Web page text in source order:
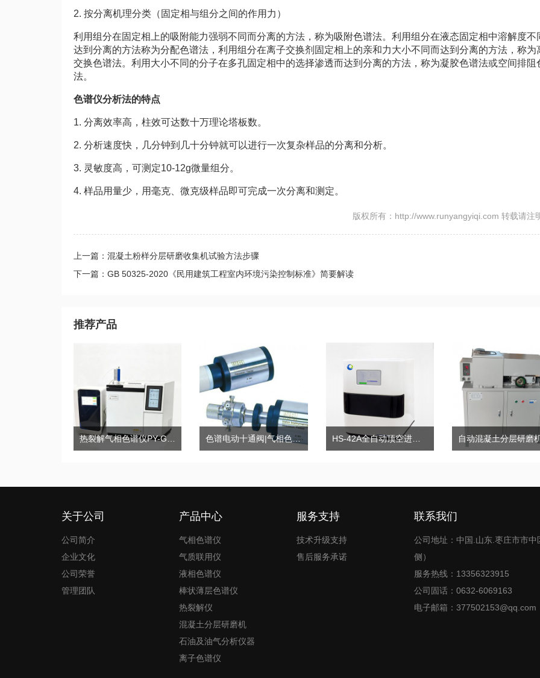
2. 按分离机理分类（固定相与组分之间的作用力）
利用组分在固定相上的吸附能力强弱不同而分离的方法，称为吸附色谱法。利用组分在液态固定相中溶解度不
达到分离的方法称为分配色谱法，利用组分在离子交换剂固定相上的亲和力大小不同而达到分离的方法，称为
交换色谱法。利用大小不同的分子在多孔固定相中的选择渗透而达到分离的方法，称为凝胶色谱法或空间排阻
法。
色谱仪分析法的特点
1. 分离效率高，柱效可达数十万理论塔板数。
2. 分析速度快，几分钟到几十分钟就可以进行一次复杂样品的分离和分析。
3. 灵敏度高，可测定10-12g微量组分。
4. 样品用量少，用毫克、微克级样品即可完成一次分离和测定。
版权所有：http://www.runyangyiqi.com 转载请注
上一篇：混凝土粉样分层研磨收集机试验方法步骤
下一篇：GB 50325-2020《民用建筑工程室内环境污染控制标准》简要解读
推荐产品
热裂解气相色谱仪PY-GC2020Pro 色谱电动十通阀|气相色谱十通阀|气动进样十通阀 HS-42A全自动顶空进样器
关于公司
公司简介
企业文化
公司荣誉
管理团队
产品中心
气相色谱仪
气质联用仪
液相色谱仪
棒状薄层色谱仪
热裂解仪
混凝土分层研磨机
石油及油气分析仪器
离子色谱仪
服务支持
技术升级支持
售后服务承诺
联系我们
公司地址：中国.山东.枣庄市市
侧）
服务热线：13356323915
公司固话：0632-6069163
电子邮箱：377502153@qq.com